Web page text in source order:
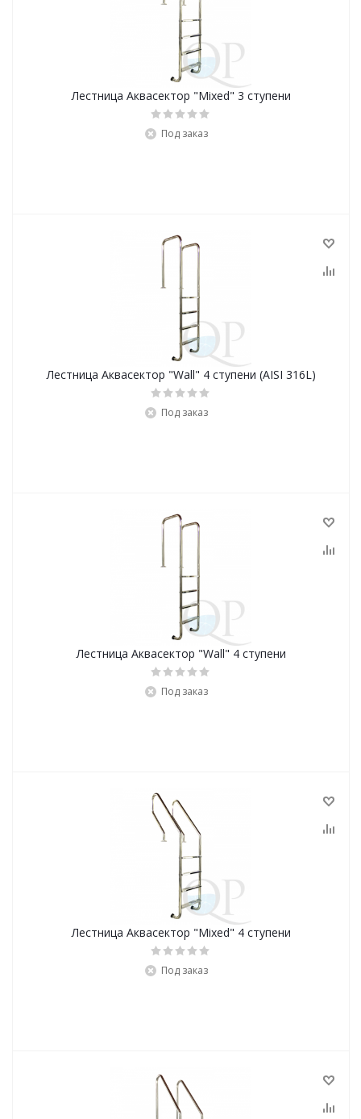
Лестница Аквасектор "Mixed" 3 ступени
Под заказ
Лестница Аквасектор "Wall" 4 ступени (AISI 316L)
Под заказ
Лестница Аквасектор "Wall" 4 ступени
Под заказ
Лестница Аквасектор "Mixed" 4 ступени
Под заказ